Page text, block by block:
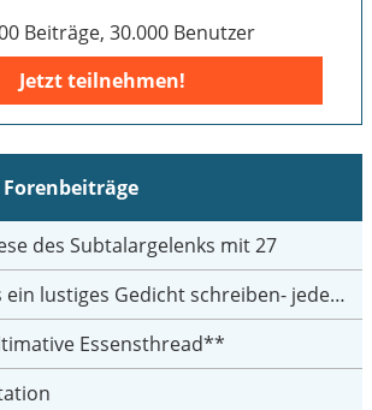
Beiträge, 30.000 Benutzer
Jetzt teilnehmen!
des Subtalargelenks mit 27
lustiges Gedicht schreiben- jeder einen Satz
Essensthread**